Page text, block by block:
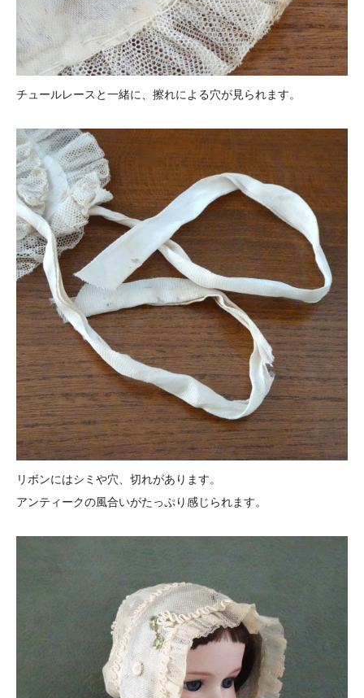
チュールレースと一緒に、擦れによる穴が見られます。
リボンにはシミや穴、切れがあります。
アンティークの風合いがたっぷり感じられます。